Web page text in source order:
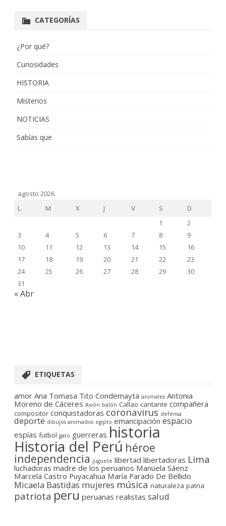
CATEGORÍAS
¿Por qué?
Curiosidades
HISTORIA
Misterios
NOTICIAS
Sabías que
agosto 2026
L
M X J V S
D
1
2
3
4 5 6 7 8
9
10
11 12 13 14 15
16
17
18 19 20 21 22
23
24
25 26 27 28 29
30
31
« Abr
ETIQUETAS
amor Ana Tomasa Tito Condemayta animales Antonia
Moreno de Cáceres Avión balón Callao cantante compañera
compositor conquistadoras coronavirus defensa
deporte dibujos animados egipto emancipación espacio
espías futbol gato guerreras historia
Historia del Perú héroe
independencia juguete libertad libertadoras Lima
luchadoras madre de los peruanos Manuela Sáenz
Marcela Castro Puyacahua María Parado De Bellido
Micaela Bastidas mujeres música naturaleza patria
patriota peru peruanas realistas salud